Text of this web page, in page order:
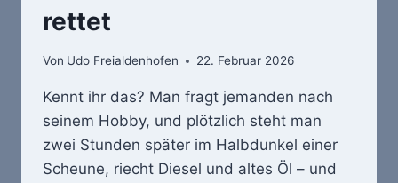
rettet
Von Udo Freialdenhofen 22. Februar 2026
Kennt ihr das? Man fragt jemanden nach
seinem Hobby, und plötzlich steht man
zwei Stunden später im Halbdunkel einer
Scheune, riecht Diesel und altes Öl – und